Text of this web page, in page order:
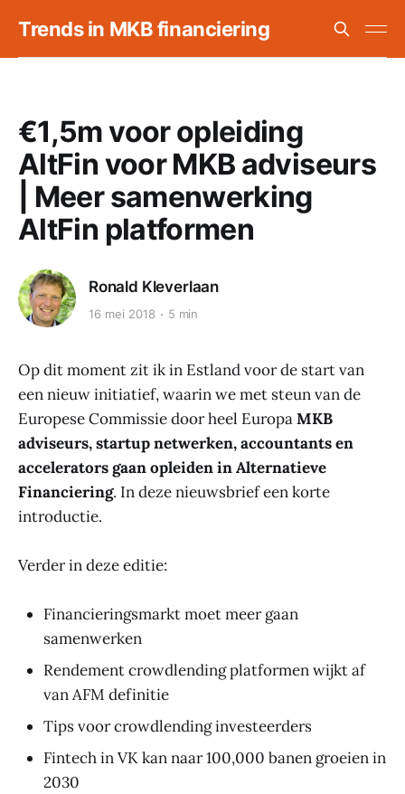
Trends in MKB financiering
€1,5m voor opleiding
AltFin voor MKB adviseurs
| Meer samenwerking
AltFin platformen
Ronald Kleverlaan
16 mei 2018 5 min
Op dit moment zit ik in Estland voor de start van
een nieuw initiatief, waarin we met steun van de
Europese Commissiedoor heel EuropaMKB
adviseurs, startup netwerken, accountants en
accelerators gaan opleiden in Alternatieve
Financiering. In deze nieuwsbrief een korte
introductie.
Verder in deze editie:
Financieringsmarkt moet meer gaan
samenwerken
Rendement crowdlending platformen wijkt af
van AFM definitie
Tips voor crowdlending investeerders
Fintech in VK kan naar 100,000 banen groeien in
2030